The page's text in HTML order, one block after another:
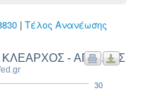
| Τέλος Ανανέωσης
ΚΛΕΑΡΧΟΣ - ΑΓΓΕΛΟΣ
30